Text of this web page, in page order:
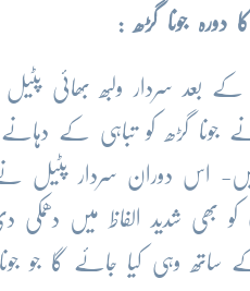
دورہ جونا گڑھ :
کے بعد سردار ولبھ بھائی
جونا گڑھ کو تباہی کے
بھی شدید الفاظ میں
ساتھ وہی کیا جائے گا جو